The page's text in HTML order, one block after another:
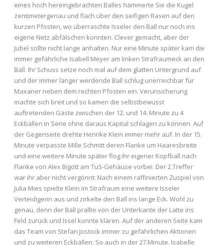
eines hoch hereingebrachten Balles hämmerte Sie die Kugel
zentimetergenau und flach über den seifigen Rasen auf den
kurzen Pfosten, wo überraschte Isseler den Ball nur noch ins
eigene Netz abfälschen konnten. Clever gemacht, aber der
Jubel sollte nicht lange anhalten. Nur eine Minute später kam die
immer gefährliche Isabell Meyer am linken Strafraumeck an den
Ball. Ihr Schuss setze noch mal auf dem glatten Untergrund auf
und der immer länger werdende Ball schlug unerreichbar für
Maxaner neben dem rechten Pfosten ein. Verunsicherung
machte sich breit und so kamen die selbstbewusst
auftretenden Gäste zwischen der 12. und 14. Minute zu 4
Eckbällen in Serie ohne daraus Kapital schlagen zu können. Auf
der Gegenseite drehte Henrike Klein immer mehr auf. In der 15.
Minute verpasste Mille Schmitt deren Flanke um Haaresbreite
und eine weitere Minute später flog ihr eigener Kopfball nach
Flanke von Alex Bigott am TuS-Gehäuse vorbei. Der 2.Treffer
war ihr aber nicht vergönnt: Nach einem raffinierten Zuspiel von
Julia Mies spielte Klein im Strafraum eine weitere Isseler
Verteidigerin aus und zirkelte den Ball ins lange Eck. Wohl zu
genau, denn der Ball prallte von der Unterkante der Latte ins
Feld zurück und Issel konnte klären. Auf der anderen Seite kam
das Team von Stefan Jostock immer zu gefährlichen Aktionen
und zu weiteren Eckbällen. So auch in der 27.Minute. Isabelle